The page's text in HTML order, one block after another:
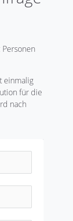
einmalig
für die
nach